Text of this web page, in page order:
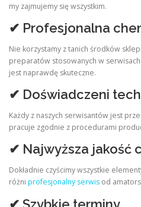
my zajmujemy się wszystkim.
✔ Profesjonalna
Nie korzystamy z tanich środków
preparatów stosowanych w
jest naprawdę skuteczne.
✔ Doświadczeni
Każdy z naszych serwisantów jest
pracuje zgodnie z procedurami
✔ Najwyższa jakość
Dokładnie czyścimy wszystkie
różni profesjonalny serwis od
✔ Szybkie terminy